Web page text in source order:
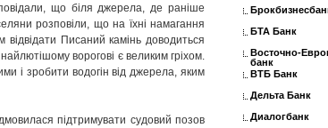
що біля джерела, де раніше
розповіли, що на їхні намагання
Писаний камінь доводиться
ворогові є великим гріхом.
і зробити водогін від джерела, яким
підтримувати судовий позов
БТА Банк
Восточно-
банк
ВТБ Банк
Дельта Банк
Диалогбанк